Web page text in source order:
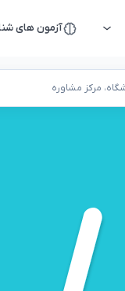
آزمون های
مرکز مشاوره